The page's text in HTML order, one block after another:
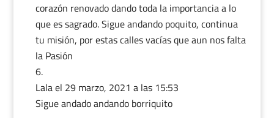
corazón renovado dando toda la importancia a lo
que es sagrado. Sigue andando poquito, continua
tu misión, por estas calles vacías que aun nos falta
la Pasión
Lalael 29 marzo, 2021 a las 15:53
Sigue andado andando borriquito